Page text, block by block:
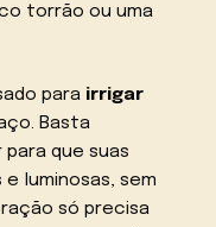
torrão ou uma
para irrigar
Basta
que suas
luminosas, sem
só precisa